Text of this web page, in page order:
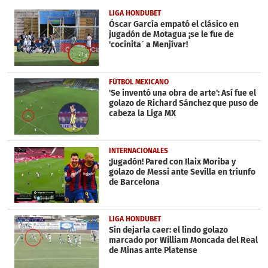
seconds
LIGA HONDUBET
Óscar García empató el clásico en
jugadón de Motagua ¡se le fue de
'cocinita´ a Menjívar!
FÚTBOL MEXICANO
'Se inventó una obra de arte': Así fue el
golazo de Richard Sánchez que puso de
cabeza la Liga MX
INTERNACIONALES
¡Jugadón! Pared con Ilaix Moriba y
golazo de Messi ante Sevilla en triunfo
de Barcelona
LIGA HONDUBET
Sin dejarla caer: el lindo golazo
marcado por William Moncada del Real
de Minas ante Platense